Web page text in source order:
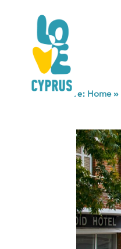
You are here: Home»